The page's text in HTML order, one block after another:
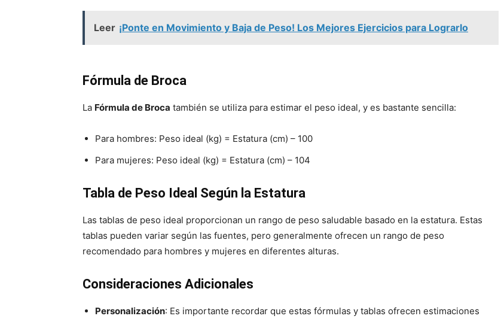
Leer ¡Ponte en Movimiento y Baja de Peso! Los Mejores Ejercicios para Lograrlo
Fórmula de Broca
La Fórmula de Broca también se utiliza para estimar el peso ideal, y es bastante sencilla:
Para hombres: Peso ideal (kg) = Estatura (cm) – 100
Para mujeres: Peso ideal (kg) = Estatura (cm) – 104
Tabla de Peso Ideal Según la Estatura
Las tablas de peso ideal proporcionan un rango de peso saludable basado en la estatura. Estas
tablas pueden variar según las fuentes, pero generalmente ofrecen un rango de peso
recomendado para hombres y mujeres en diferentes alturas.
Consideraciones Adicionales
Personalización: Es importante recordar que estas fórmulas y tablas ofrecen estimaciones